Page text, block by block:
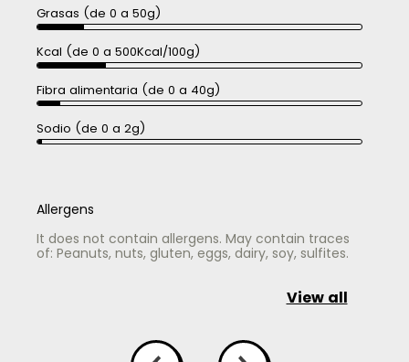
Grasas (de 0 a 50g)
Kcal (de 0 a 500Kcal/100g)
Fibra alimentaria (de 0 a 40g)
Sodio (de 0 a 2g)
Allergens
It does not contain allergens. May contain traces
of: Peanuts, nuts, gluten, eggs, dairy, soy, sulfites.
View all